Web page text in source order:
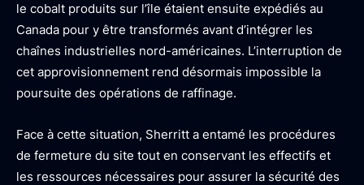
le cobalt produits sur l’île étaient ensuite expédiés au
Canada pour y être transformés avant d’intégrer les
chaînes industrielles nord-américaines. L’interruption de
cet approvisionnement rend désormais impossible la
poursuite des opérations de raffinage.
Face à cette situation, Sherritt a entamé les procédures
de fermeture du site tout en conservant les effectifs et
les ressources nécessaires pour assurer la sécurité des